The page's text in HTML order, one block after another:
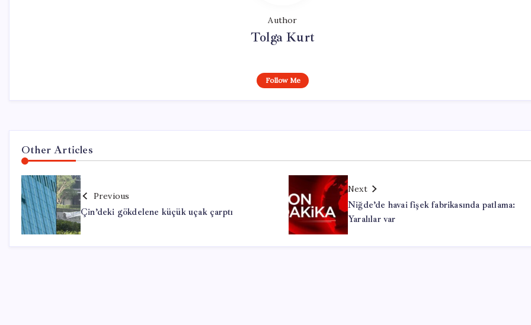
Author
Tolga Kurt
Follow Me
Other Articles
Previous
Çin’deki gökdelene küçük uçak çarptı
Next
Niğde’de havai fişek fabrikasında patlama:
Yaralılar var